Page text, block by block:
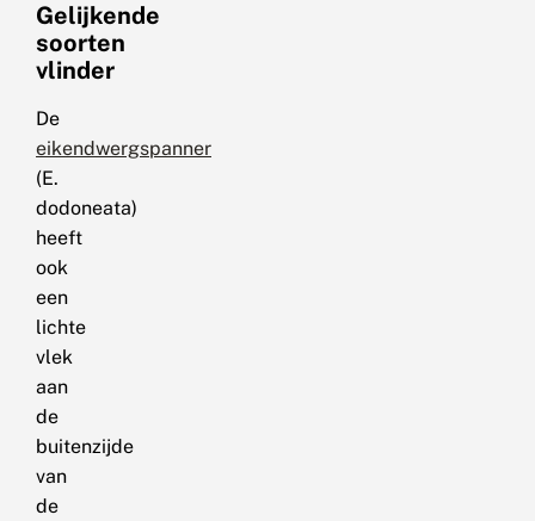
Gelijkende
soorten
vlinder
De
eikendwergspanner
(E.
dodoneata)
heeft
ook
een
lichte
vlek
aan
de
buitenzijde
van
de